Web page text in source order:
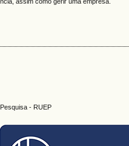
- RUEP